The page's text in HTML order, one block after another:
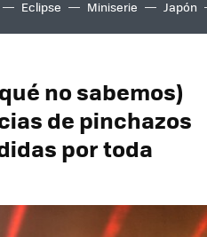
Eclipse Miniserie Japón
no sabemos)
de pinchazos
por toda